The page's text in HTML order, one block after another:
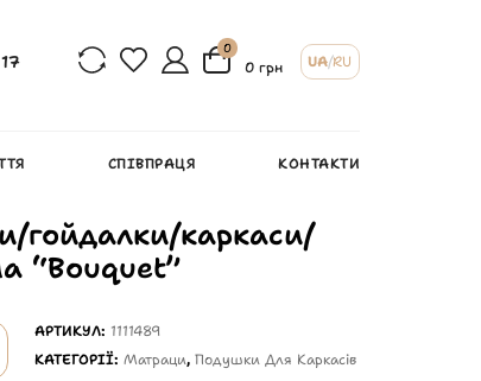
0
0 грн UA/RU
СПІВПРАЦЯ КОНТАКТИ
гойдалки/каркаси/
“Bouquet”
АРТИКУЛ: 1111489
КАТЕГОРІЇ:Матраци,Подушки Для Каркасів